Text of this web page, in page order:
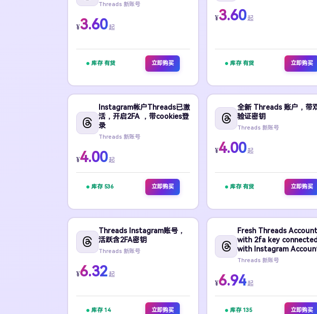
Threads 新账号
¥3.60起
库存 有货 立即购买
¥3.60起
库存 有货 立即购买
Instagram帐户Threads已激
活，开启2FA ，带cookies登
录
Threads 新账号
¥4.00起
库存 536 立即购买
全新 Threads 账户，带
验证密钥
Threads 新账号
¥4.00起
库存 有货 立即购买
Threads Instagram账号，
活跃含2FA密钥
Threads 新账号
¥6.32起
库存 14 立即购买
Fresh Threads
with 2fa key
with Instagram
Threads 新账号
¥6.94起
库存 135 立即购买